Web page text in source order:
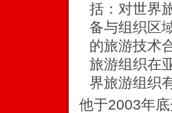
括：对世界
备与组织区
的旅游技术
旅游组织在
界旅游组织
他于2003年